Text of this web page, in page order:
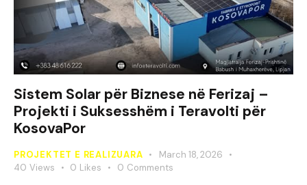
Sistem Solar për Biznese në Ferizaj –
Projekti i Suksesshëm i Teravolti për
KosovaPor
PROJEKTET E REALIZUARA
March 18, 2026
40 Views 0 Likes 0 Comments